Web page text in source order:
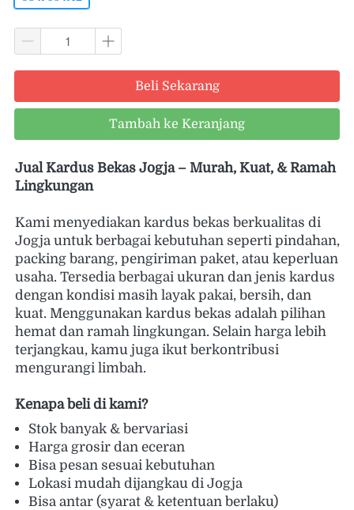
Beli Sekarang
Tambah ke Keranjang
Jual Kardus Bekas Jogja – Murah, Kuat, & Ramah
Lingkungan
Kami menyediakan kardus bekas berkualitas di
Jogja untuk berbagai kebutuhan seperti pindahan,
packing barang, pengiriman paket, atau keperluan
usaha. Tersedia berbagai ukuran dan jenis kardus
dengan kondisi masih layak pakai, bersih, dan
kuat. Menggunakan kardus bekas adalah pilihan
hemat dan ramah lingkungan. Selain harga lebih
terjangkau, kamu juga ikut berkontribusi
mengurangi limbah.
Kenapa beli di kami?
Stok banyak & bervariasi
Harga grosir dan eceran
Bisa pesan sesuai kebutuhan
Lokasi mudah dijangkau di Jogja
Bisa antar (syarat & ketentuan berlaku)